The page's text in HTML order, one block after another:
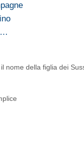
il nome della figlia dei